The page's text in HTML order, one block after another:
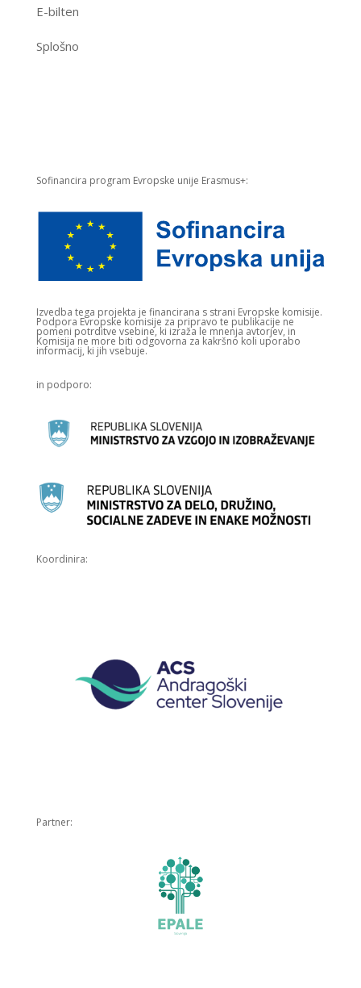
E-bilten
Splošno
Sofinancira program Evropske unije Erasmus+:
Izvedba tega projekta je financirana s strani Evropske komisije.​
Podpora Evropske komisije za pripravo te publikacije ne
pomeni potrditve vsebine, ki izraža le mnenja avtorjev, in
Komisija ne more biti odgovorna za kakršno koli uporabo
informacij, ki jih vsebuje.
in podporo:
Koordinira:
Partner: